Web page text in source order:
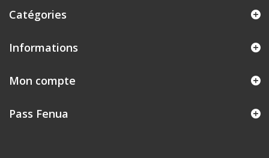
Catégories
Informations
Mon compte
Pass Fenua